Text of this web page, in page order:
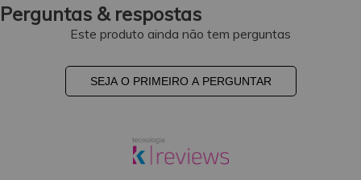
Perguntas & respostas
Este produto ainda não tem perguntas
SEJA O PRIMEIRO A PERGUNTAR